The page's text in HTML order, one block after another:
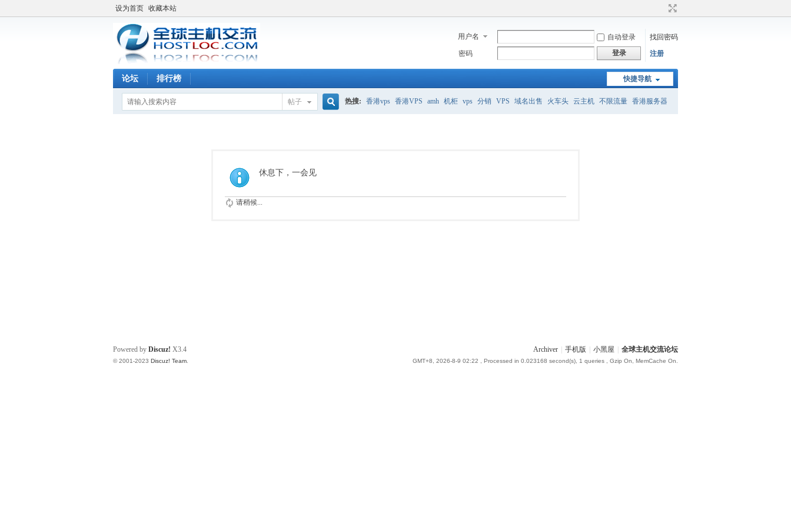
设为首页 收藏本站
用户名 自动登录
找回密码
密码
登录 注册
快捷导航
论坛 排行榜
帖子 热搜: 香港vps 香港VPS amh 机柜 vps 分销 VPS 域名出售 火车头 云主机 不限流量 香港服务器
休息下，一会见
请稍候...
Archiver 手机版 小黑屋 全球主机交流论坛
GMT+8, 2026-8-9 02:22 , Processed in 0.023168 second(s), 1 queries , Gzip On, MemCache On.
Powered by Discuz! X3.4
© 2001-2023 Discuz! Team